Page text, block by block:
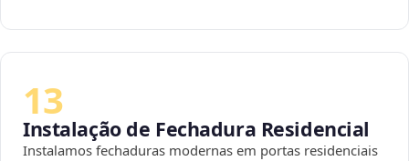
13
Instalação de Fechadura Residencial
Instalamos fechaduras modernas em portas residenciais